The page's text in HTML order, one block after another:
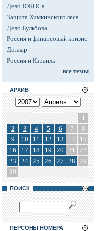
Дело ЮКОСа
Защита Химкинского леса
Дело Бульбова
Россия и финансовый кризис
Доллар
Россия и Израиль
все темы
АРХИВ
1
2
3 4 5 6 7
8
9
10 11 12 13 14
15
16
17 18 19 20 21
22
23
24 25 26 27 28
29
30
ПОИСК
ПЕРСОНЫ НОМЕРА